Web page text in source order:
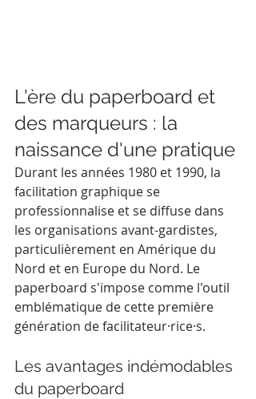
L'ère du paperboard et
des marqueurs : la
naissance d'une pratique
Durant les années 1980 et 1990, la
facilitation graphique se
professionnalise et se diffuse dans
les organisations avant-gardistes,
particulièrement en Amérique du
Nord et en Europe du Nord. Le
paperboard s'impose comme l'outil
emblématique de cette première
génération de facilitateur·rice·s.
Les avantages indémodables
du paperboard